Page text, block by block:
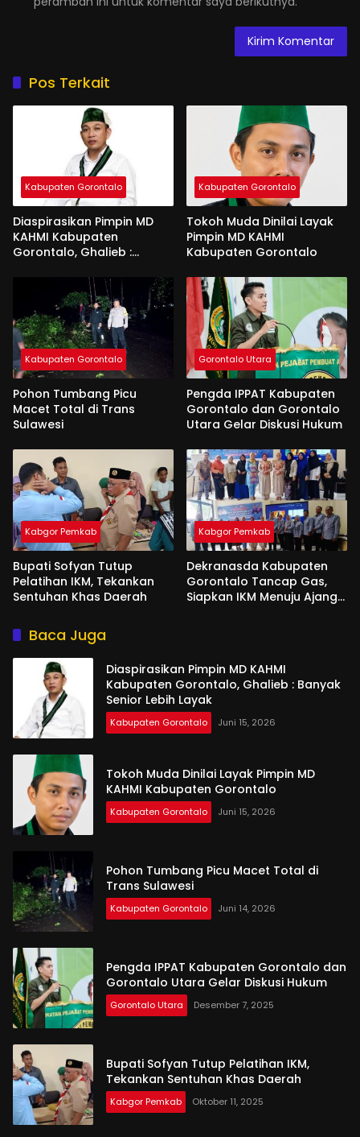
Pos Terkait
Kabupaten Gorontalo
Diaspirasikan Pimpin MD
KAHMI Kabupaten
Gorontalo, Ghalieb :
Kabupaten Gorontalo
Tokoh Muda Dinilai Layak
Pimpin MD KAHMI
Kabupaten Gorontalo
Kabupaten Gorontalo
Pohon Tumbang Picu
Macet Total di Trans
Sulawesi
Gorontalo Utara
Pengda IPPAT Kabupaten
Gorontalo dan Gorontalo
Utara Gelar Diskusi Hukum
Kabgor Pemkab
Bupati Sofyan Tutup
Pelatihan IKM, Tekankan
Sentuhan Khas Daerah
Kabgor Pemkab
Dekranasda Kabupaten
Gorontalo Tancap Gas,
Siapkan IKM Menuju Ajang
Baca Juga
Diaspirasikan Pimpin MD KAHMI
Kabupaten Gorontalo, Ghalieb : Banyak
Senior Lebih Layak
Kabupaten Gorontalo Juni 15, 2026
Tokoh Muda Dinilai Layak Pimpin MD
KAHMI Kabupaten Gorontalo
Kabupaten Gorontalo Juni 15, 2026
Pohon Tumbang Picu Macet Total di
Trans Sulawesi
Kabupaten Gorontalo Juni 14, 2026
Pengda IPPAT Kabupaten Gorontalo dan
Gorontalo Utara Gelar Diskusi Hukum
Gorontalo Utara Desember 7, 2025
Bupati Sofyan Tutup Pelatihan IKM,
Tekankan Sentuhan Khas Daerah
Kabgor Pemkab Oktober 11, 2025